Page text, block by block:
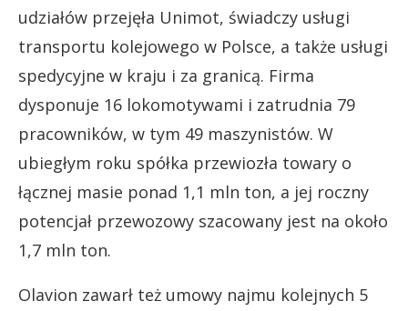
udziałów przejęła Unimot, świadczy usługi
transportu kolejowego w Polsce, a także usługi
spedycyjne w kraju i za granicą. Firma
dysponuje 16 lokomotywami i zatrudnia 79
pracowników, w tym 49 maszynistów. W
ubiegłym roku spółka przewiozła towary o
łącznej masie ponad 1,1 mln ton, a jej roczny
potencjał przewozowy szacowany jest na około
1,7 mln ton.
Olavion zawarł też umowy najmu kolejnych 5